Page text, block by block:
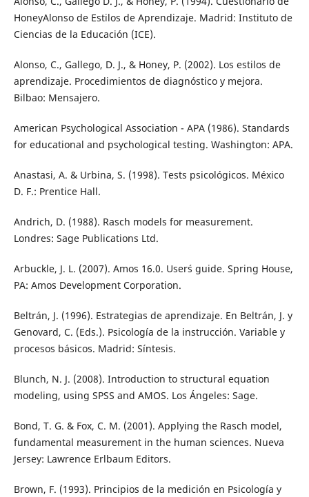
HoneyAlonso de Estilos de Aprendizaje. Madrid: Instituto de
Ciencias de la Educación (ICE).
Alonso, C., Gallego, D. J., & Honey, P. (2002). Los estilos de
aprendizaje. Procedimientos de diagnóstico y mejora.
Bilbao: Mensajero.
American Psychological Association - APA (1986). Standards
for educational and psychological testing. Washington: APA.
Anastasi, A. & Urbina, S. (1998). Tests psicológicos. México
D. F.: Prentice Hall.
Andrich, D. (1988). Rasch models for measurement.
Londres: Sage Publications Ltd.
Arbuckle, J. L. (2007). Amos 16.0. User´s guide. Spring House,
PA: Amos Development Corporation.
Beltrán, J. (1996). Estrategias de aprendizaje. En Beltrán, J. y
Genovard, C. (Eds.). Psicología de la instrucción. Variable y
procesos básicos. Madrid: Síntesis.
Blunch, N. J. (2008). Introduction to structural equation
modeling, using SPSS and AMOS. Los Ángeles: Sage.
Bond, T. G. & Fox, C. M. (2001). Applying the Rasch model,
fundamental measurement in the human sciences. Nueva
Jersey: Lawrence Erlbaum Editors.
Brown, F. (1993). Principios de la medición en Psicología y